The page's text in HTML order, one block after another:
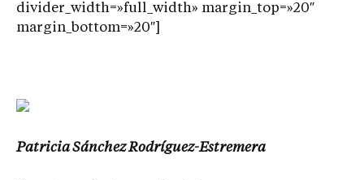
divider_width=»full_width» margin_top=»20″
margin_bottom=»20″]
Patricia Sánchez Rodríguez-Estremera